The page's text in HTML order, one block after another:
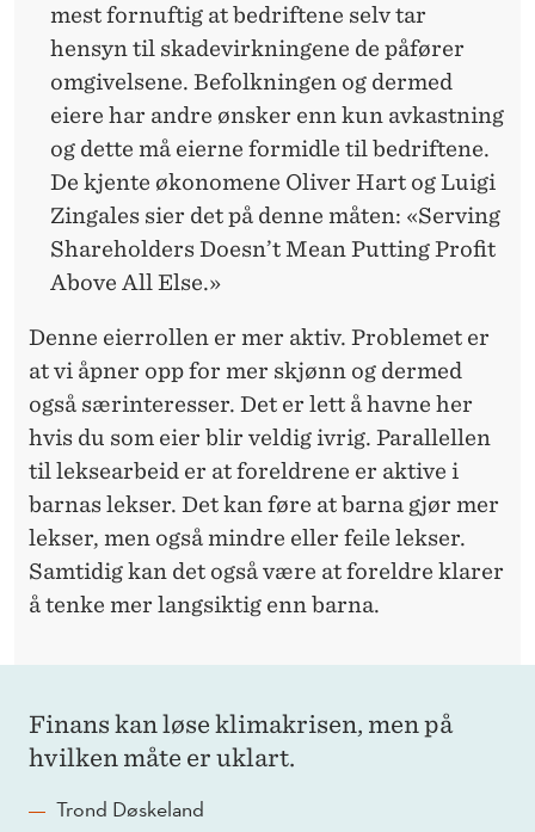
mest fornuftig at bedriftene selv tar
hensyn til skadevirkningene de påfører
omgivelsene. Befolkningen og dermed
eiere har andre ønsker enn kun avkastning
og dette må eierne formidle til bedriftene.
De kjente økonomene Oliver Hart og Luigi
Zingales sier det på denne måten: «Serving
Shareholders Doesn’t Mean Putting Profit
Above All Else.»
Denne eierrollen er mer aktiv. Problemet er
at vi åpner opp for mer skjønn og dermed
også særinteresser. Det er lett å havne her
hvis du som eier blir veldig ivrig. Parallellen
til leksearbeid er at foreldrene er aktive i
barnas lekser. Det kan føre at barna gjør mer
lekser, men også mindre eller feile lekser.
Samtidig kan det også være at foreldre klarer
å tenke mer langsiktig enn barna.
Finans kan løse klimakrisen, men på
hvilken måte er uklart.
Trond Døskeland